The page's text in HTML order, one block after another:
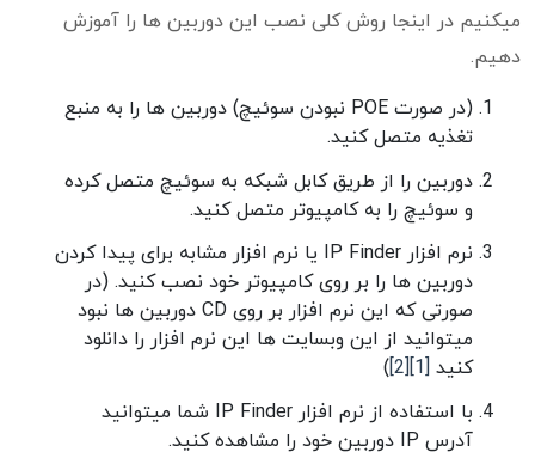
میکنیم در اینجا روش کلی نصب این دوربین ها را آموزش
دهیم.
(در صورت POE نبودن سوئیچ) دوربین ها را به منبع
تغذیه متصل کنید.
دوربین را از طریق کابل شبکه به سوئیچ متصل کرده
و سوئیچ را به کامپیوتر متصل کنید.
نرم افزار IP Finder یا نرم افزار مشابه برای پیدا کردن
دوربین ها را بر روی کامپیوتر خود نصب کنید. (در
صورتی که این نرم افزار بر روی CD دوربین ها نبود
میتوانید از این وبسایت ها این نرم افزار را دانلود
کنید [1]
[2]
)
با استفاده از نرم افزار IP Finder شما میتوانید
آدرس IP دوربین خود را مشاهده کنید.